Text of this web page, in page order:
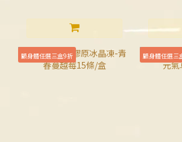
顧身體任選三盒9折 顧身體任選三